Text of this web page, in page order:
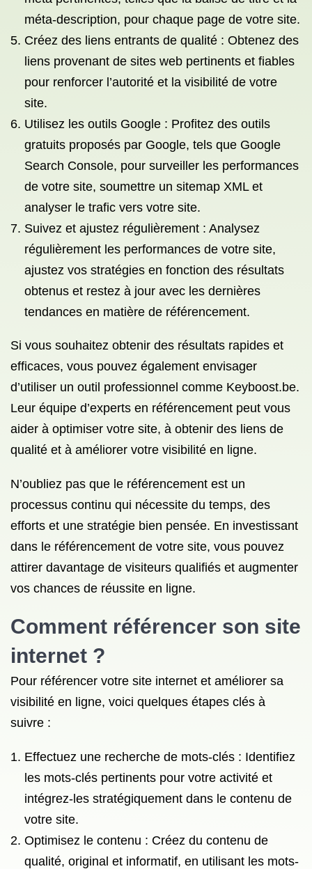
méta-description, pour chaque page de votre site.
Créez des liens entrants de qualité : Obtenez des
liens provenant de sites web pertinents et fiables
pour renforcer l’autorité et la visibilité de votre
site.
Utilisez les outils Google : Profitez des outils
gratuits proposés par Google, tels que Google
Search Console, pour surveiller les performances
de votre site, soumettre un sitemap XML et
analyser le trafic vers votre site.
Suivez et ajustez régulièrement : Analysez
régulièrement les performances de votre site,
ajustez vos stratégies en fonction des résultats
obtenus et restez à jour avec les dernières
tendances en matière de référencement.
Si vous souhaitez obtenir des résultats rapides et
efficaces, vous pouvez également envisager
d’utiliser un outil professionnel comme Keyboost.be.
Leur équipe d’experts en référencement peut vous
aider à optimiser votre site, à obtenir des liens de
qualité et à améliorer votre visibilité en ligne.
N’oubliez pas que le référencement est un
processus continu qui nécessite du temps, des
efforts et une stratégie bien pensée. En investissant
dans le référencement de votre site, vous pouvez
attirer davantage de visiteurs qualifiés et augmenter
vos chances de réussite en ligne.
Comment référencer son site
internet ?
Pour référencer votre site internet et améliorer sa
visibilité en ligne, voici quelques étapes clés à
suivre :
Effectuez une recherche de mots-clés : Identifiez
les mots-clés pertinents pour votre activité et
intégrez-les stratégiquement dans le contenu de
votre site.
Optimisez le contenu : Créez du contenu de
qualité, original et informatif, en utilisant les mots-